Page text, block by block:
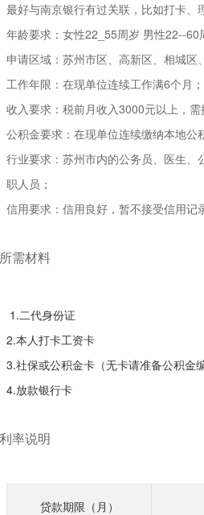
最好与南京银行有过关联，比如打卡、
年龄要求：女性22_55周岁 男性22--60
申请区域：苏州市区、高新区、相城区
工作年限：在现单位连续工作满6个月；
收入要求：税前月收入3000元以上，需
公积金要求：在现单位连续缴纳本地公
行业要求：苏州市内的公务员、医生
职人员；
信用要求：信用良好，暂不接受信用记
所需材料
1.二代身份证
2.本人打卡工资卡
3.社保或公积金卡（无卡请准备公积金编
4.放款银行卡
利率说明
贷款期限（月）